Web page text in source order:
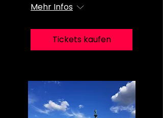
Mehr Infos
Tickets kaufen